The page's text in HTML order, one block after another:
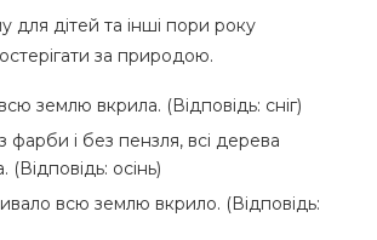
для дітей та інші пори року
за природою.
землю вкрила. (Відповідь: сніг)
і без пензля, всі дерева
осінь)
всю землю вкрило. (Відповідь: